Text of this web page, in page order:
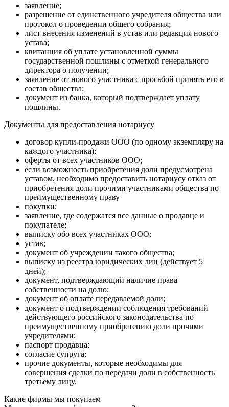
заявление;
разрешение от единственного учредителя общества или
протокол о проведении общего собрания;
лист внесения изменений в устав или редакция нового
устава;
квитанция об уплате установленной суммы
государственной пошлины с отметкой генерального
директора о получении;
заявление от нового участника с просьбой принять его в
состав общества;
документ из банка, который подтверждает уплату
пошлины.
Документы для предоставления нотариусу
договор купли-продажи ООО (по одному экземпляру на
каждого участника);
оферты от всех участников ООО;
если возможность приобретения доли предусмотрена
уставом, необходимо предоставить нотариусу отказ от
приобретения доли прочими участниками общества по
преимущественному праву
покупки;
заявление, где содержатся все данные о продавце и
покупателе;
выписку обо всех участниках ООО;
устав;
документ об учреждении такого общества;
выписку из реестра юридических лиц (действует 5
дней);
документ, подтверждающий наличие права
собственности на долю;
документ об оплате передаваемой доли;
документ о подтверждении соблюдения требований
действующего российского законодательства по
преимущественному приобретению доли прочими
учредителями;
паспорт продавца;
согласие супруга;
прочие документы, которые необходимы для
совершения сделки по передачи доли в собственность
третьему лицу.
Какие фирмы мы покупаем